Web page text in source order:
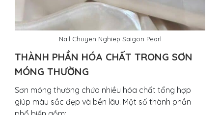
Nail Chuyen Nghiep Saigon Pearl
THÀNH PHẦN HÓA CHẤT TRONG SƠN
MÓNG THƯỜNG
Sơn móng thường chứa nhiều hóa chất tổng hợp
giúp màu sắc đẹp và bền lâu. Một số thành phần